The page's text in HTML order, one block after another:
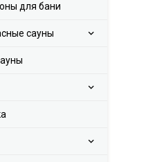
для бани
сауны